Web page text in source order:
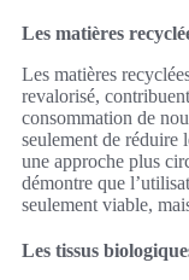
Les matières
Les matières
revalorisé,
consommation de
seulement de réduire
une approche plus
démontre que
seulement viable,
Les tissus